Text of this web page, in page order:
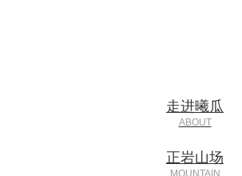
走进曦瓜
正岩山场